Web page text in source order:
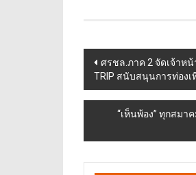
Post
navigation
ศรชล.ภาค 2 จัดเจ้าห
TRIP สนับสนุนการท่องเ
“เห็นพ้อง” ทุกสม